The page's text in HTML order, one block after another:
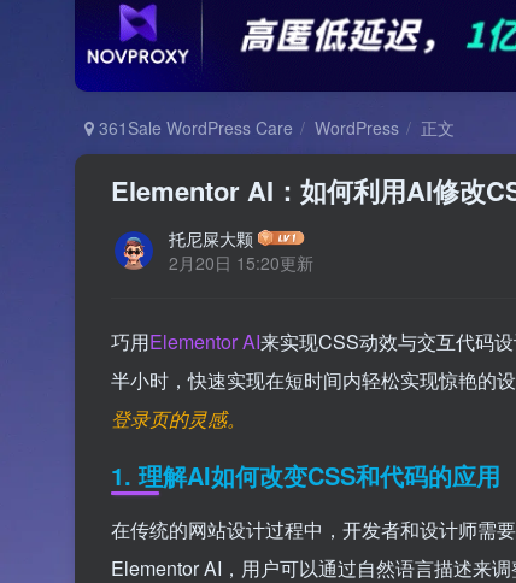
361Sale WordPress Care WordPress 正文
Elementor AI：如何利用AI修改
托尼屎大颗
2月20日 15:20更新
巧用Elementor AI来实现CSS动效与交互代码
半小时，快速实现在短时间内轻松实现惊艳的
登录页的灵感。
1. 理解AI如何改变CSS和代码的应用
在传统的网站设计过程中，开发者和设计师需
Elementor AI，用户可以通过自然语言描述来